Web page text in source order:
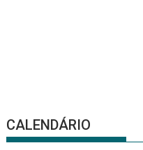
CALENDÁRIO